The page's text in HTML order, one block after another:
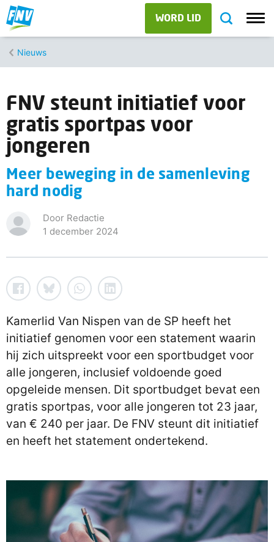
WORD LID
Nieuws
FNV steunt initiatief voor
gratis sportpas voor
jongeren
Meer beweging in de samenleving
hard nodig
Door Redactie
1 december 2024
Kamerlid Van Nispen van de SP heeft het
initiatief genomen voor een statement waarin
hij zich uitspreekt voor een sportbudget voor
alle jongeren, inclusief voldoende goed
opgeleide mensen. Dit sportbudget bevat een
gratis sportpas, voor alle jongeren tot 23 jaar,
van € 240 per jaar. De FNV steunt dit initiatief
en heeft het statement ondertekend.